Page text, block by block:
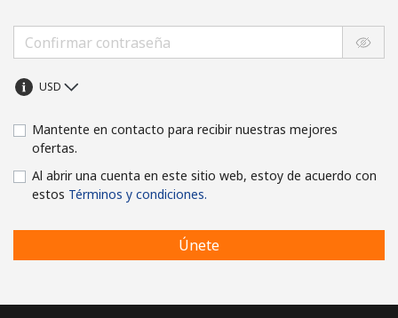
Mantente en contacto para recibir nuestras mejores
ofertas.
Al abrir una cuenta en este sitio web, estoy de acuerdo con
estos Términos y condiciones.
Únete